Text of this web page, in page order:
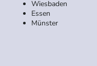
Wiesbaden
Essen
Münster